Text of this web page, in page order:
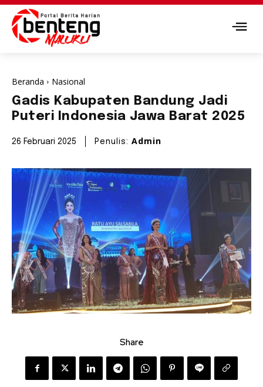
Beranda Nasional
Gadis Kabupaten Bandung Jadi
Puteri Indonesia Jawa Barat 2025
26 Februari 2025 Penulis: Admin
Share